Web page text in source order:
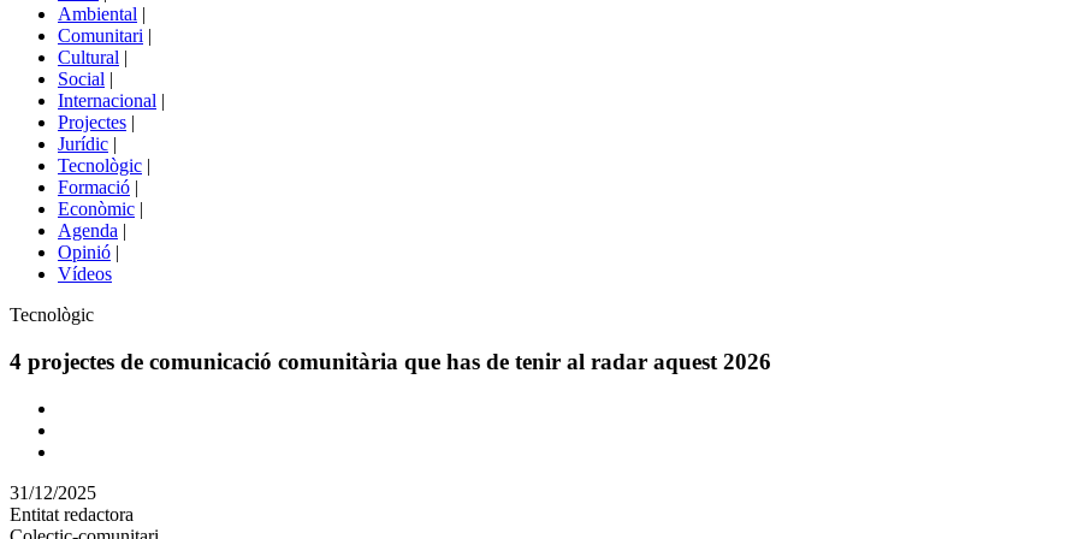
portals
Ambiental |
Comunitari |
Cultural |
Social |
Internacional |
Projectes |
Jurídic |
Tecnològic |
Formació |
Econòmic |
Agenda |
Opinió |
Vídeos
Àmbit
la
notícia
Tecnològic
4 projectes de comunicació comunitària que has de tenir al radar aquest 2026
Comparteix
altres
xarxes
31/12/2025
Entitat redactora